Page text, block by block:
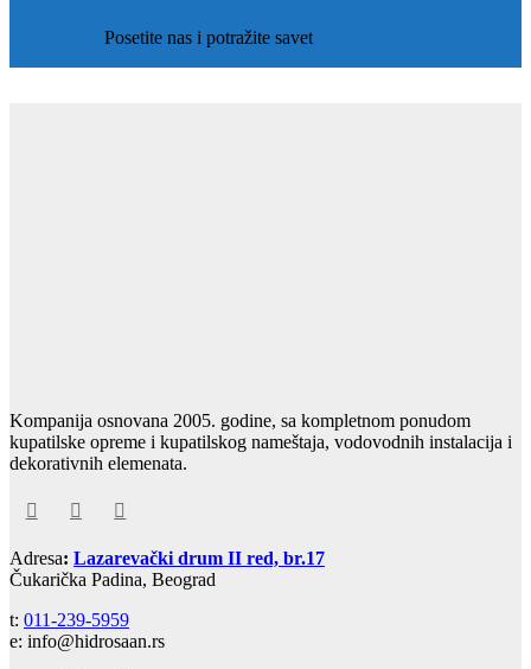
Posetite nas i potražite savet
Kompanija osnovana 2005. godine, sa kompletnom ponudom
kupatilske opreme i kupatilskog nameštaja, vodovodnih instalacija i
dekorativnih elemenata.
Adresa: Lazarevački drum II red, br.17
Čukarička Padina, Beograd
t: 011-239-5959
e: info@hidrosaan.rs